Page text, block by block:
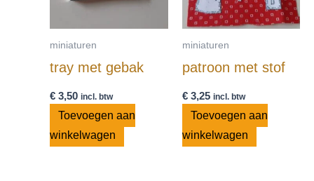
miniaturen
tray met gebak
€ 3,50 incl. btw
Toevoegen aan
winkelwagen
miniaturen
patroon met stof
€3,25 incl. btw
Toevoegen aan
winkelwagen